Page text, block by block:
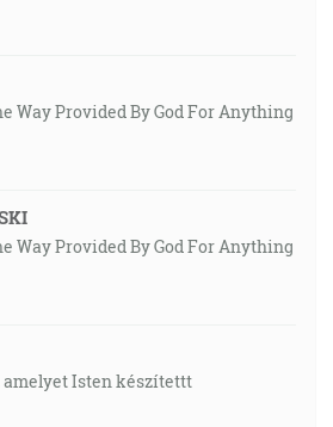
Way Provided By God For Anything
Way Provided By God For Anything
amelyet Isten készítettt